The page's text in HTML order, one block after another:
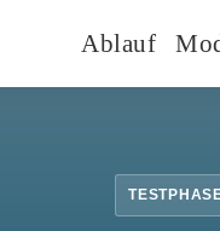
Ablauf